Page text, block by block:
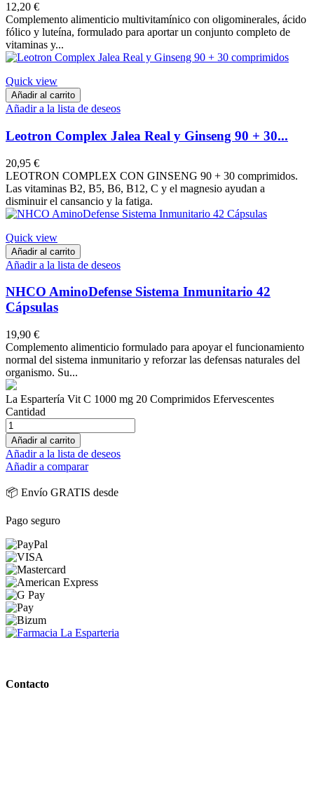
12,20 €
Complemento alimenticio multivitamínico con oligominerales, ácido
fólico y luteína, formulado para aportar un conjunto completo de
vitaminas y...
Quick view
Añadir al carrito
Añadir a la lista de deseos
Leotron Complex Jalea Real y Ginseng 90 + 30...
20,95 €
LEOTRON COMPLEX CON GINSENG 90 + 30 comprimidos.
Las vitaminas B2, B5, B6, B12, C y el magnesio ayudan a
disminuir el cansancio y la fatiga.
Quick view
Añadir al carrito
Añadir a la lista de deseos
NHCO AminoDefense Sistema Inmunitario 42
Cápsulas
19,90 €
Complemento alimenticio formulado para apoyar el funcionamiento
normal del sistema inmunitario y reforzar las defensas naturales del
organismo. Su...
La Espartería Vit C 1000 mg 20 Comprimidos Efervescentes
Cantidad
Añadir al carrito
Añadir a la lista de deseos
Añadir a comparar
📦 Envío GRATIS desde
Pago seguro
Contacto